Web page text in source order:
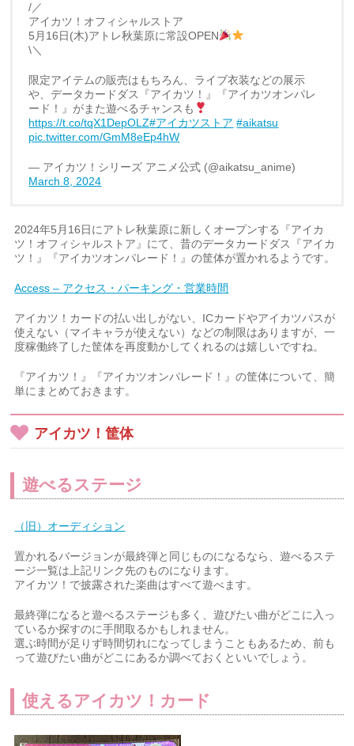
/／
アイカツ！オフィシャルストア
5月16日(木)アトレ秋葉原に常設OPEN
\＼
限定アイテムの販売はもちろん、ライブ衣装などの展示
や、データカードダス『アイカツ！』『アイカツオンパレ
ード！』がまた遊べるチャンスも
https://t.co/tqX1DepOLZ#アイカツストア #aikatsu
pic.twitter.com/GmM8eEp4hW
— アイカツ！シリーズ アニメ公式 (@aikatsu_anime)
March 8, 2024
2024年5月16日にアトレ秋葉原に新しくオープンする『アイカ
ツ！オフィシャルストア』にて、昔のデータカードダス『アイカ
ツ！』『アイカツオンパレード！』の筐体が置かれるようです。
Access – アクセス・パーキング・営業時間
アイカツ！カードの払い出しがない、ICカードやアイカツパスが
使えない（マイキャラが使えない）などの制限はありますが、一
度稼働終了した筐体を再度動かしてくれるのは嬉しいですね。
『アイカツ！』『アイカツオンパレード！』の筐体について、簡
単にまとめておきます。
アイカツ！筐体
遊べるステージ
（旧）オーディション
置かれるバージョンが最終弾と同じものになるなら、遊べるステ
ージ一覧は上記リンク先のものになります。
アイカツ！で披露された楽曲はすべて遊べます。
最終弾になると遊べるステージも多く、遊びたい曲がどこに入っ
ているか探すのに手間取るかもしれません。
選ぶ時間が足りず時間切れになってしまうこともあるため、前も
って遊びたい曲がどこにあるか調べておくといいでしょう。
使えるアイカツ！カード